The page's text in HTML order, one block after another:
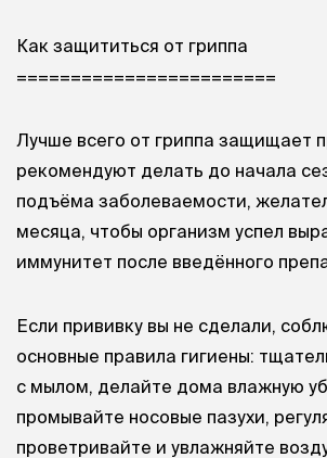
Как защититься от гриппа
========================
Лучше всего от гриппа защищает
рекомендуют делать до начала
подъёма заболеваемости,
месяца, чтобы организм успел
иммунитет после введённого
Если прививку вы не сделали,
основные правила гигиены:
с мылом, делайте дома влажную
промывайте носовые пазухи,
проветривайте и увлажняйте